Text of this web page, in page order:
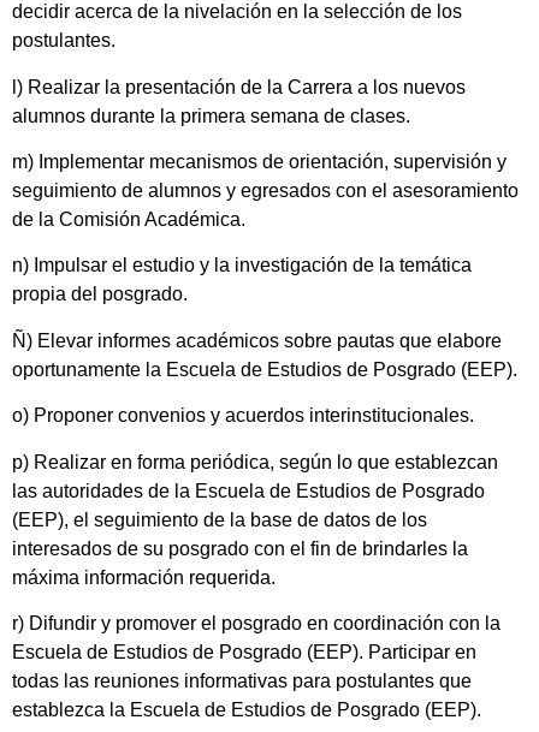
decidir acerca de la nivelación en la selección de los
postulantes.
l) Realizar la presentación de la Carrera a los nuevos
alumnos durante la primera semana de clases.
m) Implementar mecanismos de orientación, supervisión y
seguimiento de alumnos y egresados con el asesoramiento
de la Comisión Académica.
n) Impulsar el estudio y la investigación de la temática
propia del posgrado.
Ñ) Elevar informes académicos sobre pautas que elabore
oportunamente la Escuela de Estudios de Posgrado (EEP).
o) Proponer convenios y acuerdos interinstitucionales.
p) Realizar en forma periódica, según lo que establezcan
las autoridades de la Escuela de Estudios de Posgrado
(EEP), el seguimiento de la base de datos de los
interesados de su posgrado con el fin de brindarles la
máxima información requerida.
r) Difundir y promover el posgrado en coordinación con la
Escuela de Estudios de Posgrado (EEP). Participar en
todas las reuniones informativas para postulantes que
establezca la Escuela de Estudios de Posgrado (EEP).